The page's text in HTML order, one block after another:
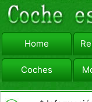
Home
Coches
viajar